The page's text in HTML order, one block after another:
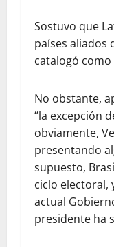
Sostuvo que
países aliados
catalogó
No obstante,
“la excepción
obviamente,
presentando
supuesto,
ciclo electoral,
actual
presidente ha